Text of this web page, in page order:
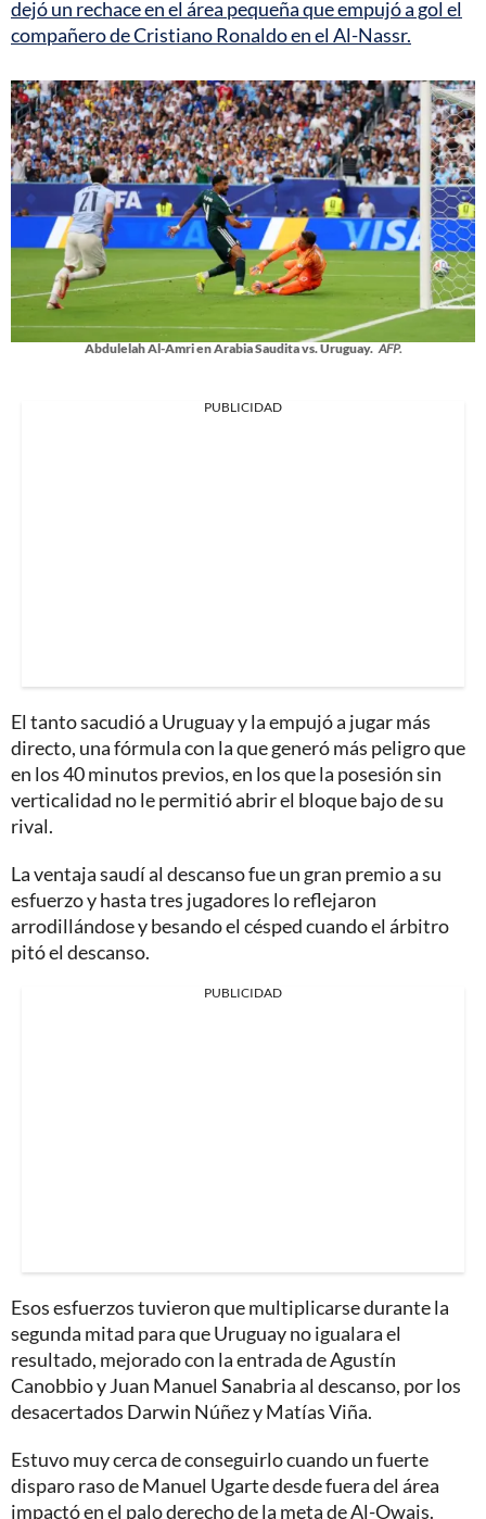
dejó un rechace en el área pequeña que empujó a gol el
compañero de Cristiano Ronaldo en el Al-Nassr.
Abdulelah Al-Amri en Arabia Saudita vs. Uruguay. AFP.
PUBLICIDAD
El tanto sacudió a Uruguay y la empujó a jugar más
directo, una fórmula con la que generó más peligro que
en los 40 minutos previos, en los que la posesión sin
verticalidad no le permitió abrir el bloque bajo de su
rival.
La ventaja saudí al descanso fue un gran premio a su
esfuerzo y hasta tres jugadores lo reflejaron
arrodillándose y besando el césped cuando el árbitro
pitó el descanso.
PUBLICIDAD
Esos esfuerzos tuvieron que multiplicarse durante la
segunda mitad para que Uruguay no igualara el
resultado, mejorado con la entrada de Agustín
Canobbio y Juan Manuel Sanabria al descanso, por los
desacertados Darwin Núñez y Matías Viña.
Estuvo muy cerca de conseguirlo cuando un fuerte
disparo raso de Manuel Ugarte desde fuera del área
impactó en el palo derecho de la meta de Al-Owais.